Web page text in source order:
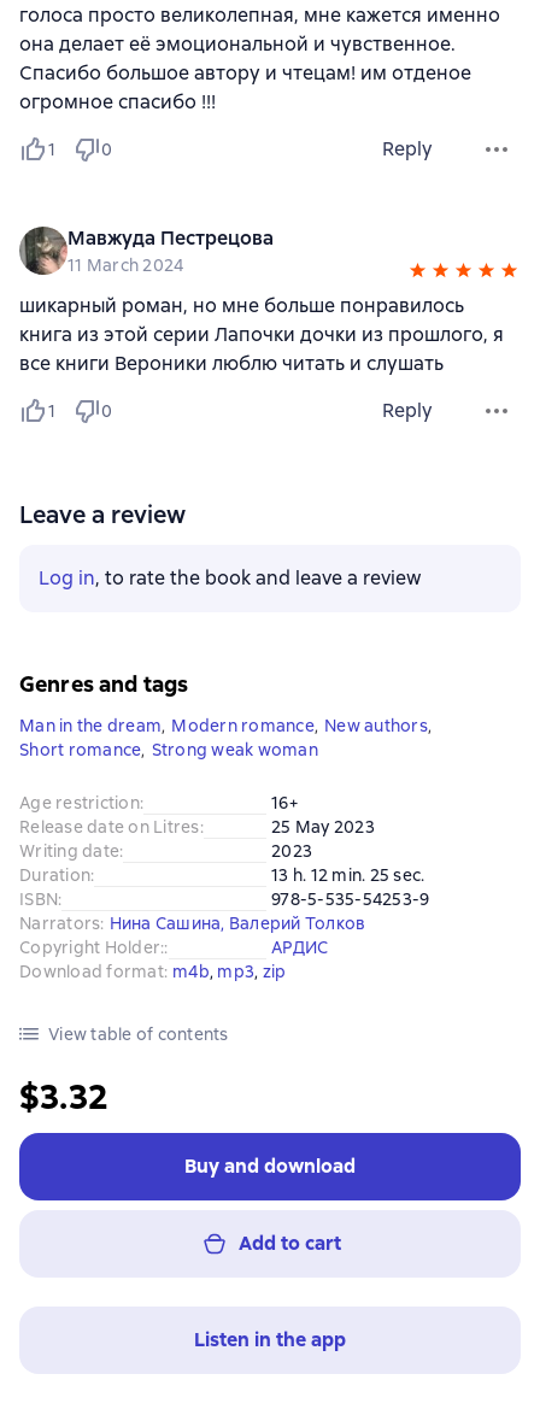
голоса просто великолепная, мне кажется именно
она делает её эмоциональной и чувственное.
Спасибо большое автору и чтецам! им отденое
огромное спасибо !!!
1 0 Reply
Мавжуда Пестрецова
11 March 2024
шикарный роман, но мне больше понравилось
книга из этой серии Лапочки дочки из прошлого, я
все книги Вероники люблю читать и слушать
1 0 Reply
Leave a review
Log in, to rate the book and leave a review
Genres and tags
Man in the dream, Modern romance, New authors,
Short romance, Strong weak woman
Age restriction:
16+
Release date on Litres:
25 May 2023
Writing date:
2023
Duration:
13 h. 12 min. 25 sec.
ISBN:
978-5-535-54253-9
Narrators: Нина Сашина, Валерий Толков
Copyright Holder::
АРДИС
Download format: m4b, mp3, zip
View table of contents
$3.32
Buy and download
Add to cart
Listen in the app